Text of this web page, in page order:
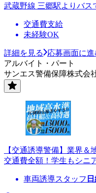
武蔵野線 三郷駅よりバス
交通費支給
未経験OK
詳細を見る
応募画面に進
アルバイト・パート
サンエス警備保障株式会
【交通誘導警備】業界＆
交通費全額！学生もシニ
車両誘導スタッフ